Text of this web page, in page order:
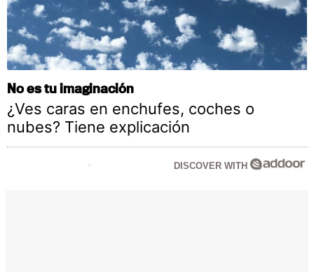
No es tu imaginación
¿Ves caras en enchufes, coches o
nubes? Tiene explicación
DISCOVER WITH